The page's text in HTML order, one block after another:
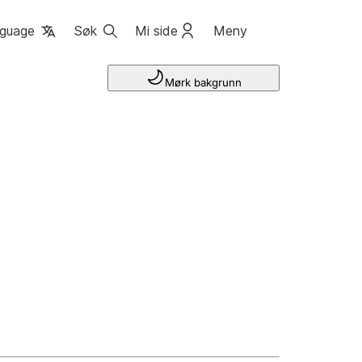
Søk Mi side Meny
Mørk bakgrunn